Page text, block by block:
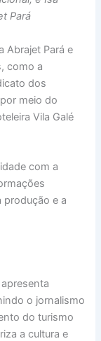
Pará
Abrajet Pará e
como a
dos
meio do
Vila Galé
com a
produção e a
o jornalismo
do turismo
a cultura e